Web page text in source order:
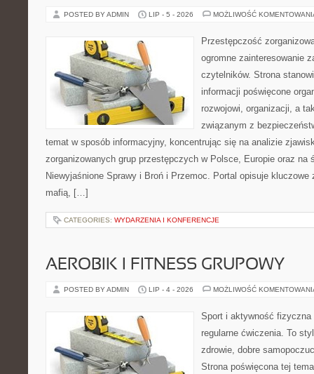
POSTED BY ADMIN LIP - 5 - 2026 MOŻLIWOŚĆ
Przestępczość
ogromne zainteresowanie
czytelników. Strona
informacji poświęcone
rozwojowi, organizacji, a
związanym z
temat w sposób informacyjny, koncentrując się na analizie
zorganizowanych grup przestępczych w Polsce, Europie oraz na
Niewyjaśnione Sprawy i Broń i Przemoc. Portal opisuje kluczowe
mafią, […]
CATEGORIES: WYDARZENIA I KONFERENCJE
AEROBIK I FITNESS GRUPOWY
POSTED BY ADMIN LIP - 4 - 2026 MOŻLIWOŚĆ
Sport i aktywność
regularne ćwiczenia. To
zdrowie, dobre
Strona poświęcona tej